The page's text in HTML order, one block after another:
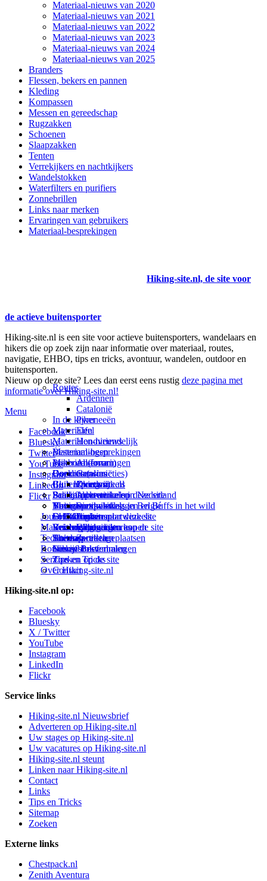
Materiaal-nieuws van 2020
Materiaal-nieuws van 2021
Materiaal-nieuws van 2022
Materiaal-nieuws van 2023
Materiaal-nieuws van 2024
Materiaal-nieuws van 2025
Branders
Flessen, bekers en pannen
Kleding
Kompassen
Messen en gereedschap
Rugzakken
Schoenen
Slaapzakken
Tenten
Verrekijkers en nachtkijkers
Wandelstokken
Waterfilters en purifiers
Zonnebrillen
Links naar merken
Ervaringen van gebruikers
Materiaal-besprekingen
Hiking-site.nl, de site voor
de actieve buitensporter
Hiking-site.nl is een site voor actieve buitensporters, wandelaars en
hikers die op zoek zijn naar informatie over materiaal, routes,
navigatie, EHBO, tips en tricks, avontuur, wandelen, outdoor en
buitensporten.
Nieuw op deze site? Lees dan eerst eens rustig deze pagina met
informatie over Hiking-site.nl!
Menu
Facebook
Bluesky
Twitter
YouTube
Instagram
LinkedIn
Flickr
Jouw Hiking-site.nl
Prikbord (forum)
Goodies (winacties)
Club Hiking-site.nl
Schrijfblok-artikelen
Virtuele exposities
Fotoalbums
Materialen: kiezen en kopen
In de kijker
Materialen
Materialen-nieuws
Materiaal-besprekingen
Materiaal-ervaringen
Boekrecensies
Buitensportwinkels
Buitensportwinkels in Nederland
Buitensportwinkels in Belgié
Online buitensportwinkels
Reisboekhandels
Technieken
Navigatie
EHBO
Verzorging
Thema-artikelen
Routes en Bestemmingen
Routes
Ardennen
Catalonië
Pyreneeën
Eifel
Hondvriendelijk
Bestemmingen
Andorra
Catalonië
Zweden
Paalkamperen
Thema-artikelen
Andorra
Catalonië
Zweden
Schrijfblokverhalen
Service
Buitensportvacatures
Buitensportstageplaatsen
Links
Tips en Tricks
Over Hiking-site.nl
Deze site
Over mij
Adverteren op deze site
Summit-vlaggen en Buffs in het wild
Linken naar deze site
Wijzigingen aan de site
Sitemap
Nieuwsbrief
Zoeken op de site
Contact
Hiking-site.nl op:
Facebook
Bluesky
X / Twitter
YouTube
Instagram
LinkedIn
Flickr
Service links
Hiking-site.nl Nieuwsbrief
Adverteren op Hiking-site.nl
Uw stages op Hiking-site.nl
Uw vacatures op Hiking-site.nl
Hiking-site.nl steunt
Linken naar Hiking-site.nl
Contact
Links
Tips en Tricks
Sitemap
Zoeken
Externe links
Chestpack.nl
Zenith Aventura